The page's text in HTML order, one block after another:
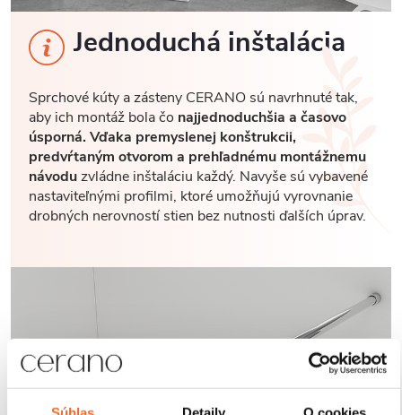
Jednoduchá inštalácia
Sprchové kúty a zásteny CERANO sú navrhnuté tak,
aby ich montáž bola čo najjednoduchšia a časovo
úsporná. Vďaka premyslenej konštrukcii,
predvŕtaným otvorom a prehľadnému montážnemu
návoduzvládne inštaláciu každý. Navyše sú vybavené
nastaviteľnými profilmi, ktoré umožňujú vyrovnanie
drobných nerovností stien bez nutnosti ďalších úprav.